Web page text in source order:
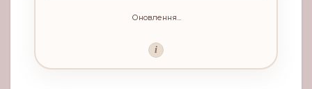
Оновлення...
i